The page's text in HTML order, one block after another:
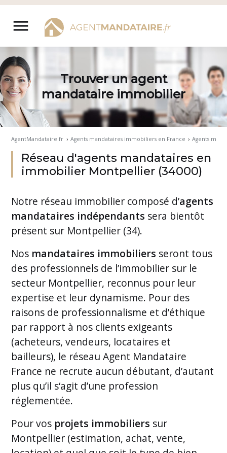
Aller
contenu
menu
Trouver un agent
mandataire immobilier
AgentMandataire.fr › Agents mandataires immobiliers en France › Agents
Réseau d'agents mandataires en
immobilier Montpellier (34000)
Notre réseau immobilier composé d’agents
mandataires indépendants sera bientôt
présent sur Montpellier (34).
Nos mandataires immobiliers seront tous
des professionnels de l’immobilier sur le
secteur Montpellier, reconnus pour leur
expertise et leur dynamisme. Pour des
raisons de professionnalisme et d’éthique
par rapport à nos clients exigeants
(acheteurs, vendeurs, locataires et
bailleurs), le réseau Agent Mandataire
France ne recrute aucun débutant, d’autant
plus qu’il s‘agit d’une profession
réglementée.
Pour vos projets immobiliers sur
Montpellier (estimation, achat, vente,